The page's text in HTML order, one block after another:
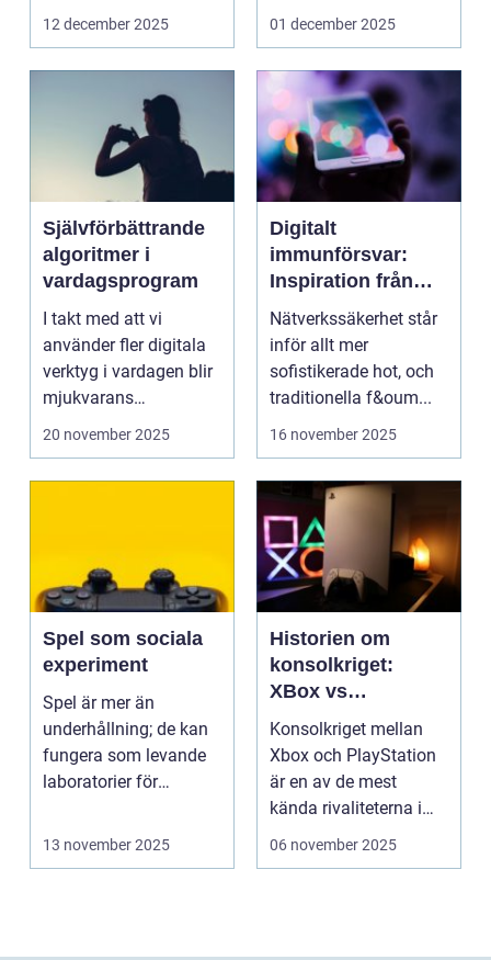
12 december 2025
hela v...
01 december 2025
Självförbättrande
algoritmer i
vardagsprogram
I takt med att vi
använder fler digitala
verktyg i vardagen blir
mjukvarans
anpassningsför...
20 november 2025
Digitalt
immunförsvar:
Inspiration från
biologiska system
för att stärka
nätverkssäkerhet
Nätverkssäkerhet står
inför allt mer
sofistikerade hot, och
traditionella f&oum...
16 november 2025
Spel som sociala
experiment
Spel är mer än
underhållning; de kan
fungera som levande
laboratorier för
13 november 2025
Historien om
konsolkriget:
XBox vs
PlayStation
Konsolkriget mellan
Xbox och PlayStation
är en av de mest
kända rivaliteterna i
spelvä...
06 november 2025